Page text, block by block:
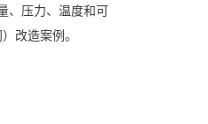
、压力、温度和可
改造案例。